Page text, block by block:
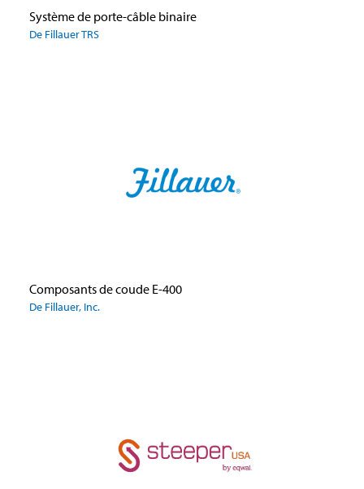
Système de porte-câble binaire
De Fillauer TRS
Composants de coude E-400
De Fillauer, Inc.